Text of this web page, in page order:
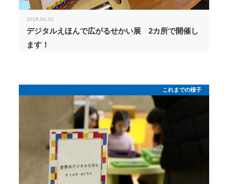
2019.04.02
デジタルえほんで広がるせかい展 2カ所で開催し
ます！
これまでの様子